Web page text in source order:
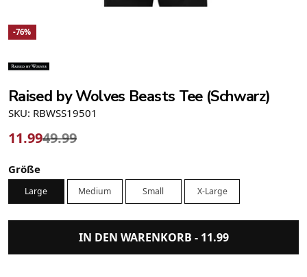
-76%
Raised by Wolves Beasts Tee (Schwarz)
SKU: RBWSS19501
11.9949.99
Größe
Large Medium Small X-Large
IN DEN WARENKORB - 11.99